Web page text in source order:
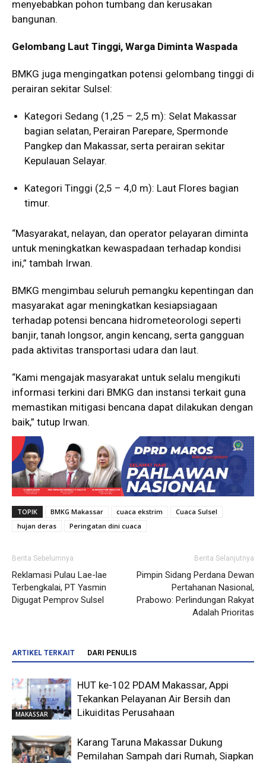
menyebabkan pohon tumbang dan kerusakan
bangunan.
Gelombang Laut Tinggi, Warga Diminta Waspada
BMKG juga mengingatkan potensi gelombang tinggi di
perairan sekitar Sulsel:
Kategori Sedang (1,25 – 2,5 m): Selat Makassar
bagian selatan, Perairan Parepare, Spermonde
Pangkep dan Makassar, serta perairan sekitar
Kepulauan Selayar.
Kategori Tinggi (2,5 – 4,0 m): Laut Flores bagian
timur.
“Masyarakat, nelayan, dan operator pelayaran diminta
untuk meningkatkan kewaspadaan terhadap kondisi
ini,” tambah Irwan.
BMKG mengimbau seluruh pemangku kepentingan dan
masyarakat agar meningkatkan kesiapsiagaan
terhadap potensi bencana hidrometeorologi seperti
banjir, tanah longsor, angin kencang, serta gangguan
pada aktivitas transportasi udara dan laut.
“Kami mengajak masyarakat untuk selalu mengikuti
informasi terkini dari BMKG dan instansi terkait guna
memastikan mitigasi bencana dapat dilakukan dengan
baik,” tutup Irwan.
TOPIK BMKG Makassar cuaca ekstrim
Cuaca Sulsel
hujan deras
Peringatan dini cuaca
Berita Sebelumnya
Reklamasi Pulau Lae-lae
Terbengkalai, PT Yasmin
Digugat Pemprov Sulsel
Berita Selanjutnya
Pimpin Sidang Perdana Dewan
Pertahanan Nasional,
Prabowo: Perlindungan Rakyat
Adalah Prioritas
ARTIKEL TERKAIT DARI PENULIS
MAKASSAR
HUT ke-102 PDAM Makassar, Appi
Tekankan Pelayanan Air Bersih dan
Likuiditas Perusahaan
Karang Taruna Makassar Dukung
Pemilahan Sampah dari Rumah, Siapkan